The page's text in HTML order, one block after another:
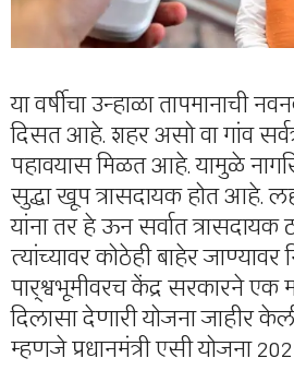
या वर्षीचा उन्हाळा तापमानाची
दिसत आहे. शहर असो वा गांव
पहावयास मिळत आहे. यामुळे
सुद्धा खूप त्रासदायक होत आहे.
यांना तर हे ऊन सर्वात
त्यांच्यावर कोठेही बाहेर
पार्श्वभूमीवरच केंद्र सरकारने एक
दिलासा देणारी योजना जाहीर
म्हणजे प्रधानमंत्री एसी योजना